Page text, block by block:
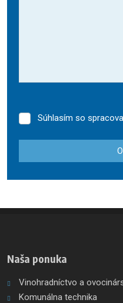
Súhlasím
spracovaním
Súhlasím so
nepodarilo
Naša ponuka
Vinohradníctvo a
Komunálna technika